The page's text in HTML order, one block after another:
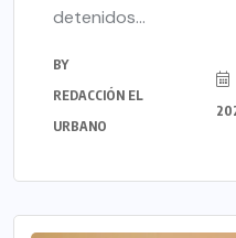
detenidos...
BY
REDACCIÓN EL
URBANO